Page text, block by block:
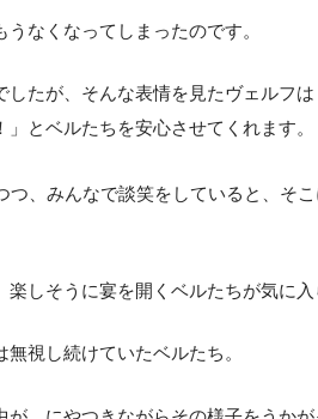
なくなってしまったのです。
たが、そんな表情を見たヴェルフ
とベルたちを安心させてくれます。
つ、みんなで談笑をしていると、そ
しそうに宴を開くベルたちが気に入
視し続けていたベルたち。